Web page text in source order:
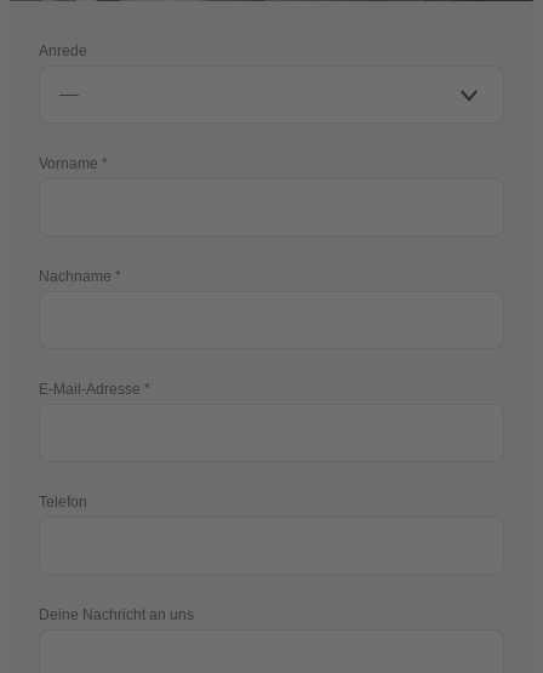
Anrede
Vorname
Nachname
E-Mail-Adresse
Telefon
Deine Nachricht an uns